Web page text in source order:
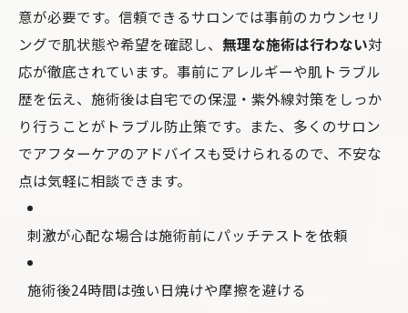
意が必要です。信頼できるサロンでは事前のカウンセリ
ングで肌状態や希望を確認し、 無理な施術は行わない対
応が徹底されています。事前にアレルギーや肌トラブル
歴を伝え、施術後は自宅での保湿・紫外線対策をしっか
り行うことがトラブル防止策です。また、多くのサロン
でアフターケアのアドバイスも受けられるので、不安な
点は気軽に相談できます。
刺激が心配な場合は施術前にパッチテストを依頼
施術後24時間は強い日焼けや摩擦を避ける